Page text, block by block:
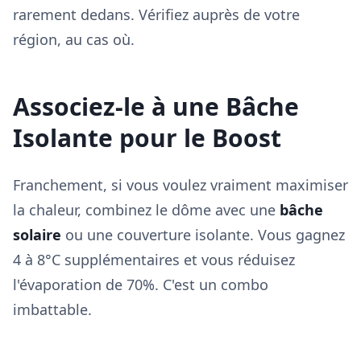
rarement dedans. Vérifiez auprès de votre
région, au cas où.
Associez-le à une Bâche
Isolante pour le Boost
Franchement, si vous voulez vraiment maximiser
la chaleur, combinez le dôme avec une bâche
solaire ou une couverture isolante. Vous gagnez
4 à 8°C supplémentaires et vous réduisez
l'évaporation de 70%. C'est un combo
imbattable.